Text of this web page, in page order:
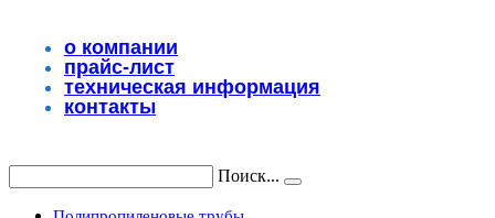
содержимомуо компании
прайс-лист
техническая информация
контакты
Поиск...